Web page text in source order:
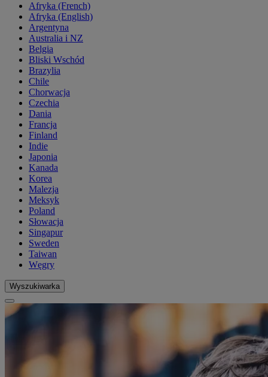
Afryka (French)
Afryka (English)
Argentyna
Australia i NZ
Belgia
Bliski Wschód
Brazylia
Chile
Chorwacja
Czechia
Dania
Francja
Finland
Indie
Japonia
Kanada
Korea
Malezja
Meksyk
Poland
Słowacja
Singapur
Sweden
Taiwan
Węgry
Wyszukiwarka